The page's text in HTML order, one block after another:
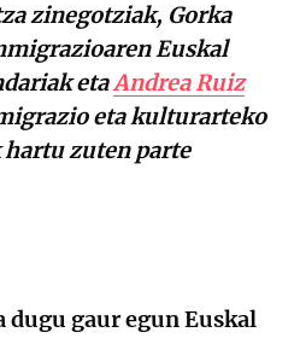
zinegotziak, Gorka
Euskal
etaAndrea Ruiz
eta kulturarteko
zuten parte
gaur egun Euskal